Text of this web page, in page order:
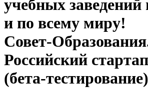
учебных заведений
и по всему миру!
Совет-
Российский
(бета-